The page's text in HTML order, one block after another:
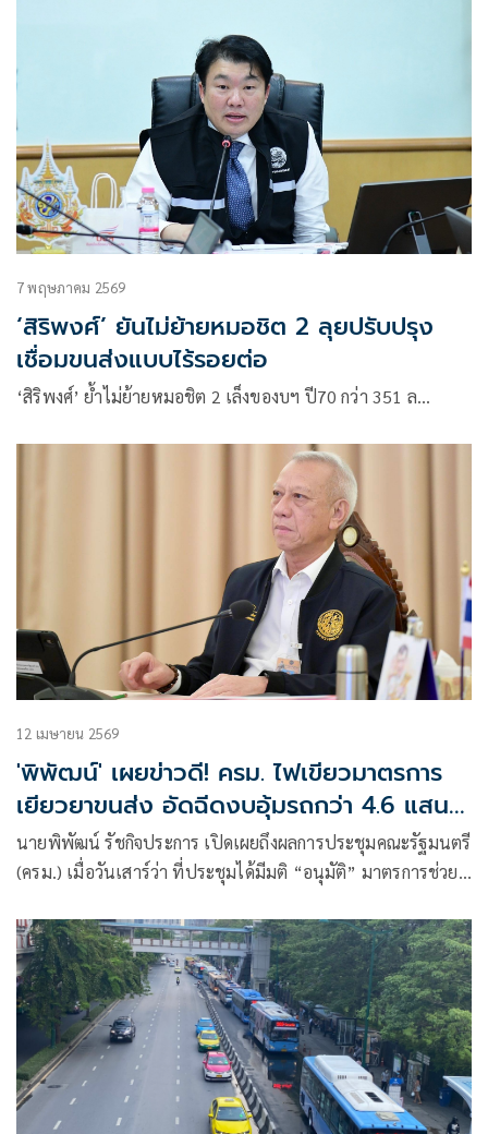
7 พฤษภาคม 2569
‘สิริพงศ์’ ยันไม่ย้ายหมอชิต 2 ลุยปรับปรุง
เชื่อมขนส่งแบบไร้รอยต่อ
‘สิริพงศ์’ ย้ำไม่ย้ายหมอชิต 2 เล็งของบฯ ปี70 กว่า 351 ล…
12 เมษายน 2569
'พิพัฒน์' เผยข่าวดี! ครม. ไฟเขียวมาตรการ
เยียวยาขนส่ง อัดฉีดงบอุ้มรถกว่า 4.6 แสน
คัน
นายพิพัฒน์ รัชกิจประการ เปิดเผยถึงผลการประชุมคณะรัฐมนตรี
(ครม.) เมื่อวันเสาร์ว่า ที่ประชุมได้มีมติ “อนุมัติ” มาตรการช่วย